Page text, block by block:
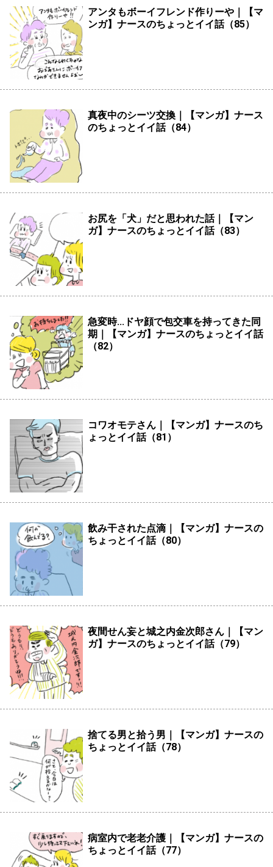
アンタもボーイフレンド作りーや｜【マ
ンガ】ナースのちょっとイイ話（85）
真夜中のシーツ交換｜【マンガ】ナース
のちょっとイイ話（84）
お尻を「犬」だと思われた話｜【マン
ガ】ナースのちょっとイイ話（83）
急変時...ドヤ顔で包交車を持ってきた同
期｜【マンガ】ナースのちょっとイイ話
（82）
コワオモテさん｜【マンガ】ナースのち
ょっとイイ話（81）
飲み干された点滴｜【マンガ】ナースの
ちょっとイイ話（80）
夜間せん妄と城之内金次郎さん｜【マン
ガ】ナースのちょっとイイ話（79）
捨てる男と拾う男｜【マンガ】ナースの
ちょっとイイ話（78）
病室内で老老介護｜【マンガ】ナースの
ちょっとイイ話（77）